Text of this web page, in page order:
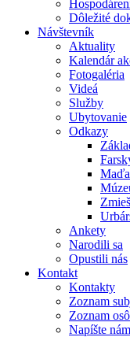
Dôležité
Návštevník
Aktuality
Kalendár
Fotogaléria
Videá
Služby
Ubytovanie
Odkazy
Ankety
Narodili sa
Opustili nás
Kontakt
Kontakty
Zoznam
Zoznam
Napíšte nám